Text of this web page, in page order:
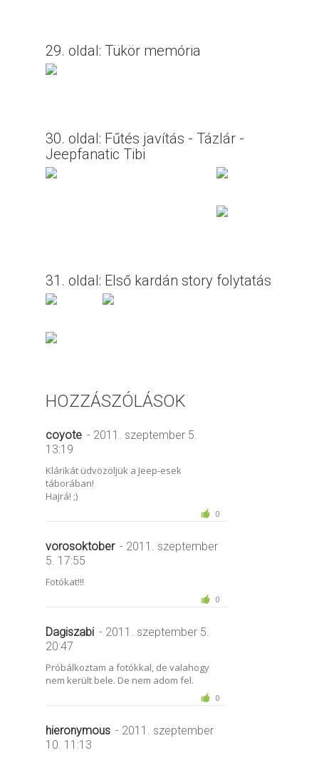
29. oldal: Tükör memória
30. oldal: Fűtés javítás - Tázlár -
Jeepfanatic Tibi
31. oldal: Első kardán story folytatás
HOZZÁSZÓLÁSOK
coyote - 2011. szeptember 5.
13:19
Klárikát üdvözöljük a Jeep-esek
táborában!
Hajrá! ;)
0
vorosoktober - 2011. szeptember
5. 17:55
Fotókat!!!
0
Dagiszabi - 2011. szeptember 5.
20:47
Próbálkoztam a fotókkal, de valahogy
nem került bele. De nem adom fel.
0
hieronymous - 2011. szeptember
10. 11:13